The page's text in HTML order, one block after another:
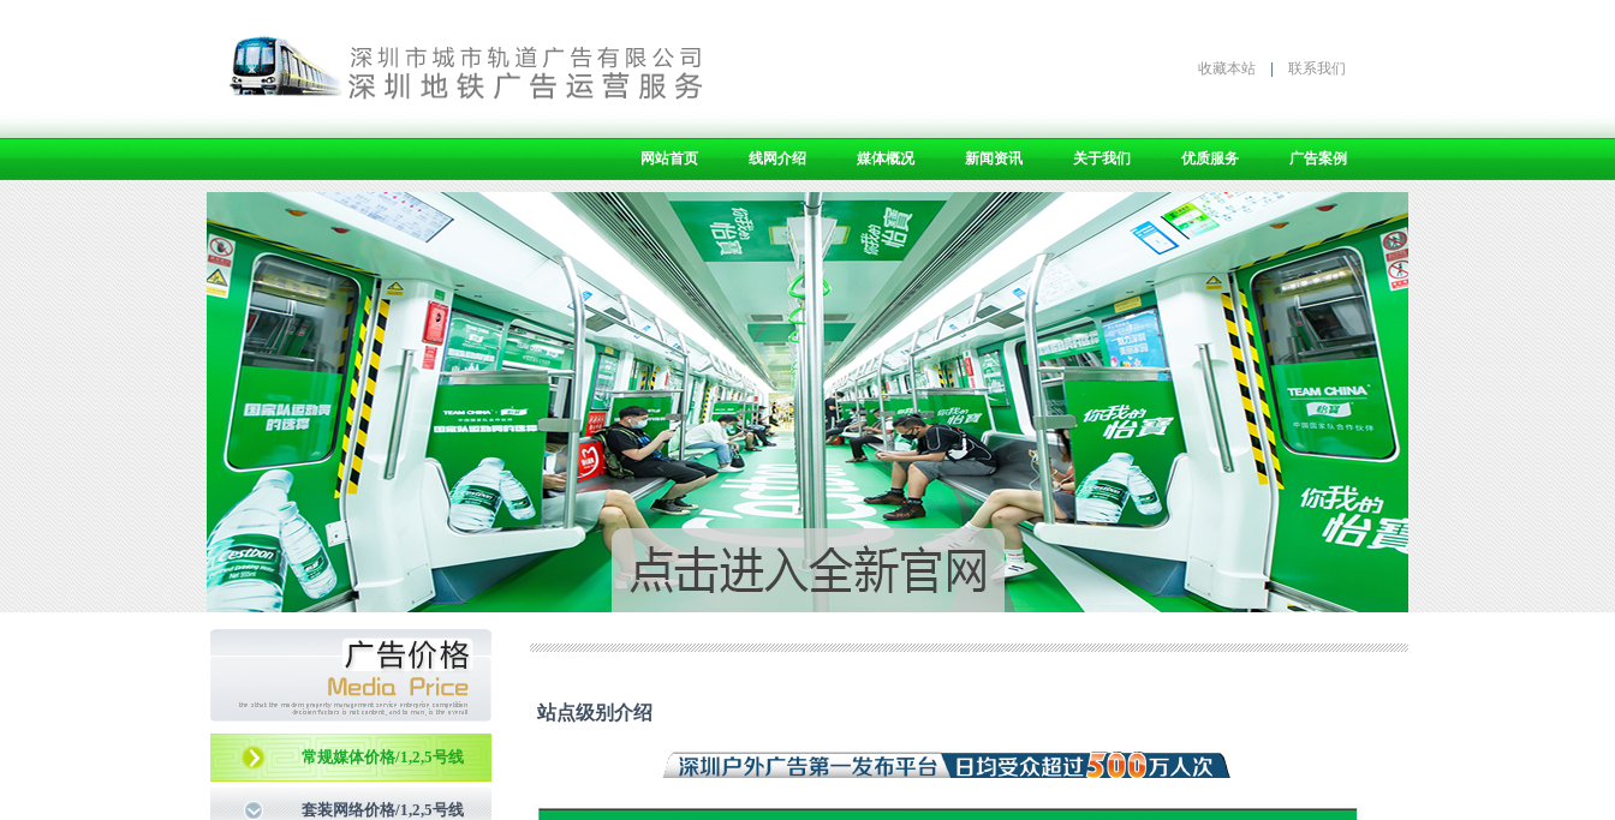
收藏本站 联系我们
网站首页 线网介绍 媒体概况 新闻资讯 关于我们 优质服务 广告案例
常规媒体价格/1,2,5号线
套装网络价格/1,2,5号线
站点级别介绍